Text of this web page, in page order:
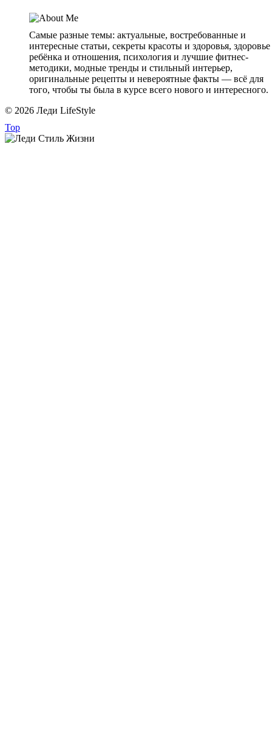
Самые разные темы: актуальные, востребованные и
интересные статьи, секреты красоты и здоровья, здоровье
ребёнка и отношения, психология и лучшие фитнес-
методики, модные тренды и стильный интерьер,
оригинальные рецепты и невероятные факты — всё для
того, чтобы ты была в курсе всего нового и интересного.
© 2026 Леди LifeStyle
Top